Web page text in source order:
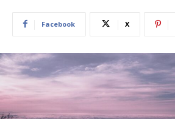
Facebook X